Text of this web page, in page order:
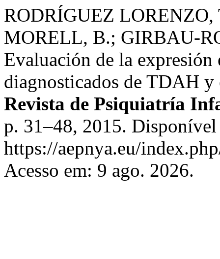
RODRÍGUEZ
MORELL, B.; GIRBAU-
Evaluación de la expresión
diagnosticados de TDAH
Revista de Psiquiatría
p. 31–48, 2015. Disponível
https://aepnya.eu/
Acesso em: 9 ago. 2026.